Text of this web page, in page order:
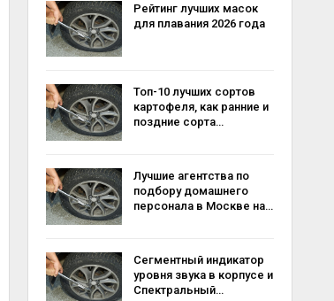
Рейтинг лучших масок
для плавания 2026 года
Топ-10 лучших сортов
картофеля, как ранние и
поздние сорта…
Лучшие агентства по
подбору домашнего
персонала в Москве на…
Сегментный индикатор
уровня звука в корпусе и
Спектральный…